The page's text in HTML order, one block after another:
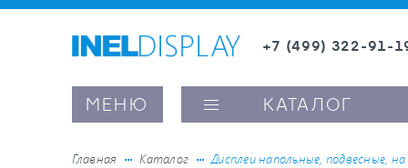
+7 (499) 322-91-
МЕНЮ КАТАЛОГ
Главная Каталог Дисплеи напольные, подвесные, на